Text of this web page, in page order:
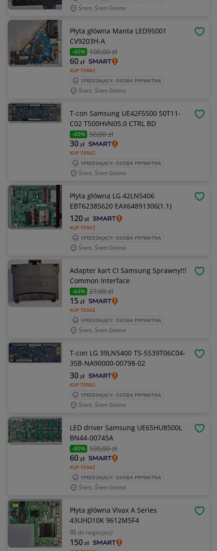
Śrem, Śrem Gmina
Płyta główna Manta LED95001
CV9203H-A
-40% 100,00 zł
KUP TERAZ
60zł
SPRZEDAJĄCY: OSOBA PRYWATNA
Śrem, Śrem Gmina
T-con Samsung UE42F5500 50T11-
C02 T500HVN05.0 CTRL BD
-40% 50,00 zł
KUP TERAZ
30zł
SPRZEDAJĄCY: OSOBA PRYWATNA
Śrem, Śrem Gmina
Płyta główna LG 42LN5406
EBT62385620 EAX64891306(1.1)
KUP TERAZ
120zł
SPRZEDAJĄCY: OSOBA PRYWATNA
Śrem, Śrem Gmina
Adapter kart CI Samsung Sprawny!!!
Common Interface
-44% 27,00 zł
KUP TERAZ
15zł
SPRZEDAJĄCY: OSOBA PRYWATNA
Śrem, Śrem Gmina
T-con LG 39LN5400 TS-5539T06C04-
35B-NA90000-00798-02
KUP TERAZ
30zł
SPRZEDAJĄCY: OSOBA PRYWATNA
Śrem, Śrem Gmina
LED driver Samsung UE65HU8500L
BN44-00745A
-40% 100,00 zł
KUP TERAZ
60zł
SPRZEDAJĄCY: OSOBA PRYWATNA
Śrem, Śrem Gmina
Płyta główna Vivax A Series
43UHD10K 9612M5F4
do negocjacji
150zł